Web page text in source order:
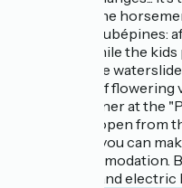
anglers and the
Back at Les
or indoor), while the
slide down the
in the midst of
a drink or dinner at the
services are open from
campsite, so you can
Horse accommodation.
etc.). Classic and